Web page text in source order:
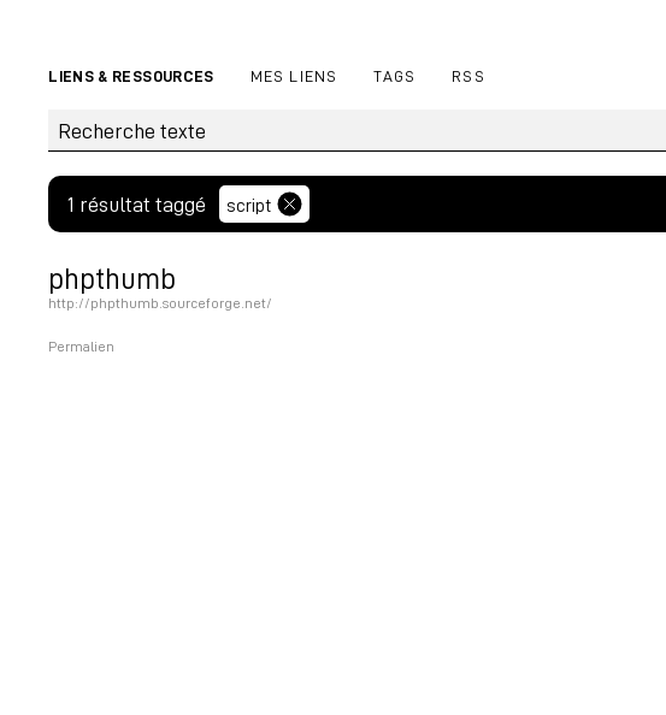
LIENS & RESSOURCES MES LIENS TAGS RSS
1 résultat taggé script
phpthumb
http://phpthumb.sourceforge.net/
Permalien